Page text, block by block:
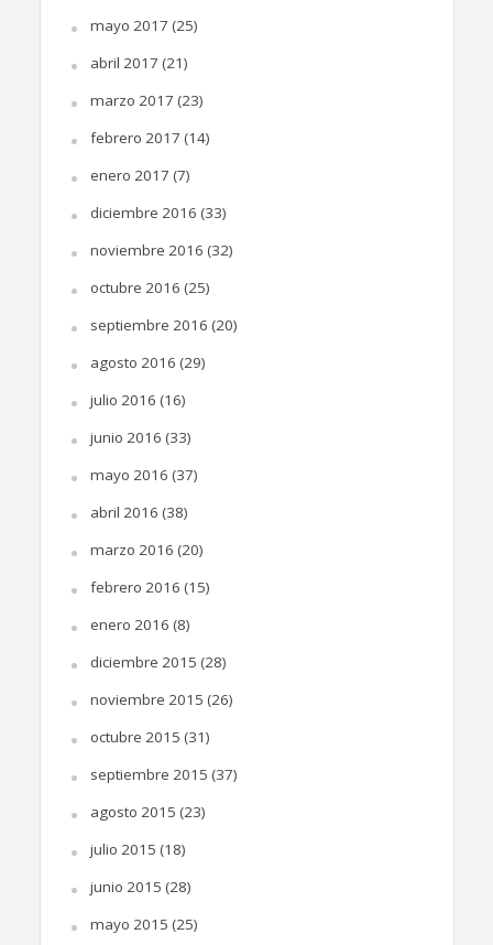
mayo 2017 (25)
abril 2017 (21)
marzo 2017 (23)
febrero 2017 (14)
enero 2017 (7)
diciembre 2016 (33)
noviembre 2016 (32)
octubre 2016 (25)
septiembre 2016 (20)
agosto 2016 (29)
julio 2016 (16)
junio 2016 (33)
mayo 2016 (37)
abril 2016 (38)
marzo 2016 (20)
febrero 2016 (15)
enero 2016 (8)
diciembre 2015 (28)
noviembre 2015 (26)
octubre 2015 (31)
septiembre 2015 (37)
agosto 2015 (23)
julio 2015 (18)
junio 2015 (28)
mayo 2015 (25)